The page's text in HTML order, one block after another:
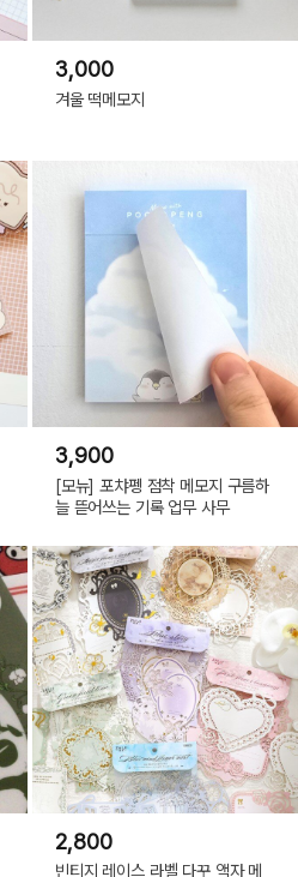
3,000
겨울 떡메모지
3,900
[모뉴] 포챠펭 점착 메모지 구름하
늘 뜯어쓰는 기록 업무 사무
2,800
빈티지 레이스 라벨 다꾸 액자 메